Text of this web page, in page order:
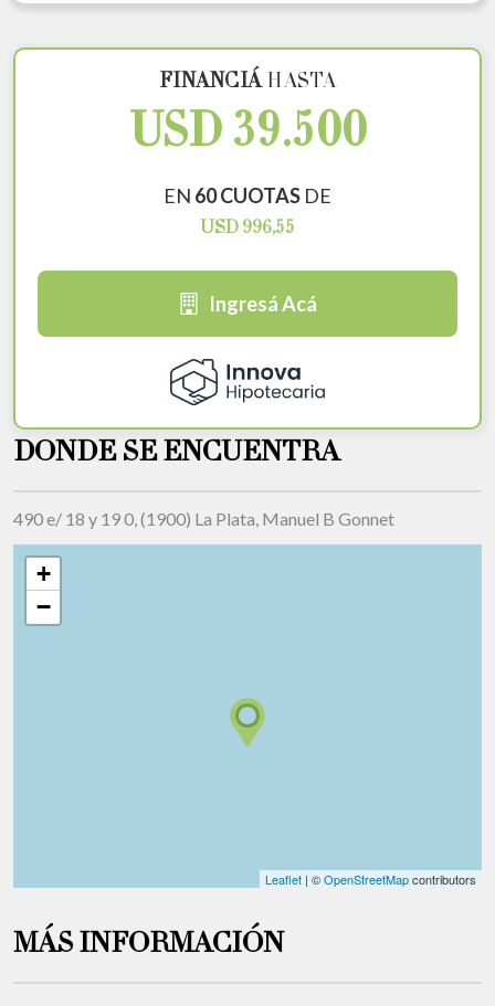
FINANCIÁHASTA
USD 39.500
EN 60 CUOTAS DE
USD 996,55
Ingresá Acá
DONDE SE ENCUENTRA
490 e/ 18 y 19 0, (1900) La Plata, Manuel B Gonnet
+
−
Leaflet | ©OpenStreetMapcontributors
MÁS INFORMACIÓN